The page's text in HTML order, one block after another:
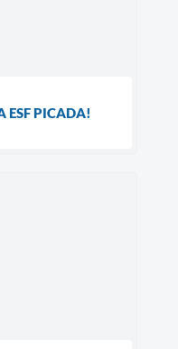
ESF PICADA!